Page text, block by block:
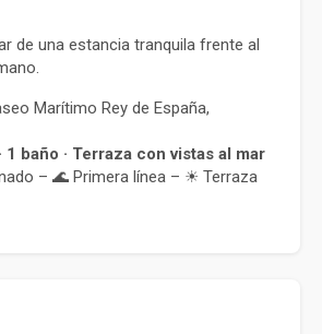
de una estancia tranquila frente al
Marítimo Rey de España,
1 baño · Terraza con vistas al mar
– 🌊 Primera línea – ☀ Terraza